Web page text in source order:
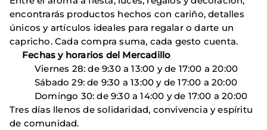
encontrarás productos hechos con cariño, detalles
únicos y artículos ideales para regalar o darte un
capricho. Cada compra suma, cada gesto cuenta.
Fechas y horarios del Mercadillo
Viernes 28: de 9:30 a 13:00 y de 17:00 a 20:00
Sábado 29: de 9:30 a 13:00 y de 17:00 a 20:00
Domingo 30: de 9:30 a 14:00 y de 17:00 a 20:00
Tres días llenos de solidaridad, convivencia y espíritu
de comunidad.